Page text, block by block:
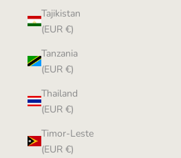
Tajikistan
(EUR €)
Tanzania
(EUR €)
Thailand
(EUR €)
Timor-Leste
(EUR €)